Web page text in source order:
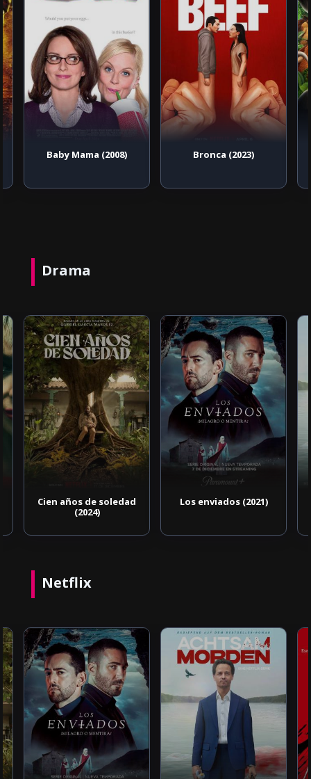
Baby Mama (2008) Bronca (2023)
Drama
Cien años de soledad
(2024)
Los enviados (2021)
Netflix